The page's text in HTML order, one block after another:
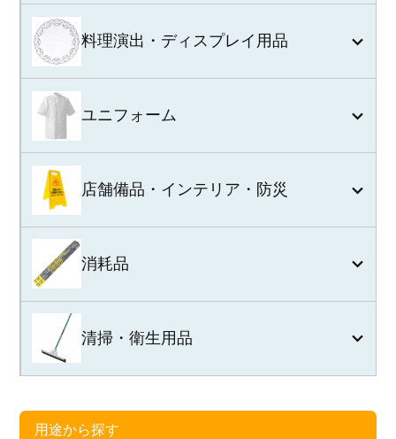
料理演出・ディスプレイ用品
ユニフォーム
店舗備品・インテリア・防災
消耗品
清掃・衛生用品
用途から探す